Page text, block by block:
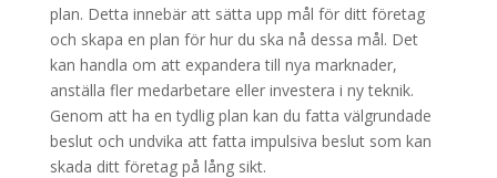
plan. Detta innebär att sätta upp mål för ditt företag
och skapa en plan för hur du ska nå dessa mål. Det
kan handla om att expandera till nya marknader,
anställa fler medarbetare eller investera i ny teknik.
Genom att ha en tydlig plan kan du fatta välgrundade
beslut och undvika att fatta impulsiva beslut som kan
skada ditt företag på lång sikt.